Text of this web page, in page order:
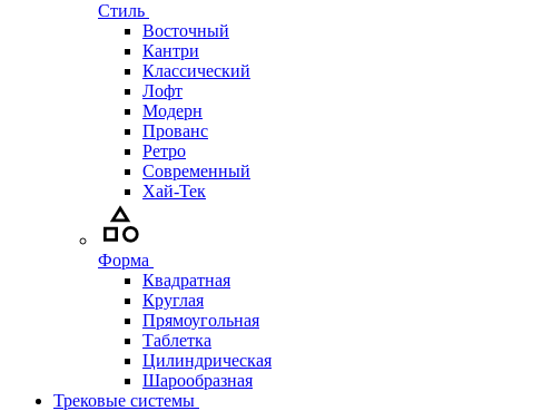
Стиль
Восточный
Кантри
Классический
Лофт
Модерн
Прованс
Ретро
Современный
Хай-Тек
Форма
Квадратная
Круглая
Прямоугольная
Таблетка
Цилиндрическая
Шарообразная
Трековые системы